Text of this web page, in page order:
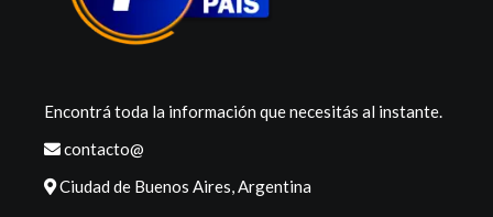
Encontrá toda la información que necesitás al instante.
contacto@
Ciudad de Buenos Aires, Argentina